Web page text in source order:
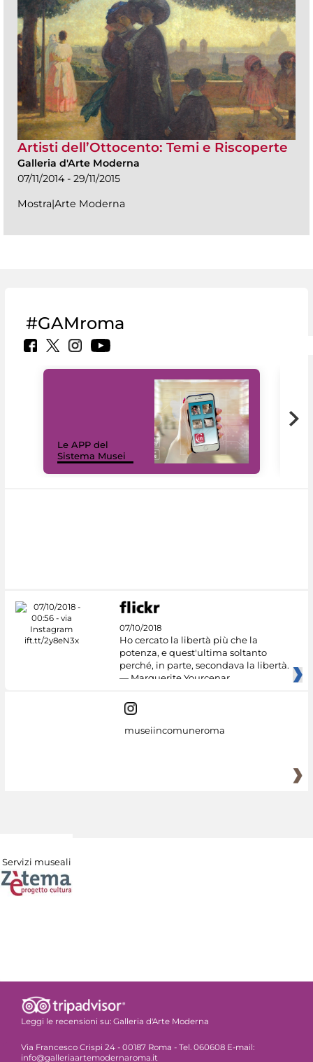
Artisti dell’Ottocento: Temi e Riscoperte
Galleria d'Arte Moderna
07/11/2014 - 29/11/2015
Mostra|Arte Moderna
#GAMroma
Le APP del
Sistema Musei
07/10/2018
Ho cercato la libertà più che la
potenza, e quest'ultima soltanto
perché, in parte, secondava la libertà.
— Marguerite Yourcenar
museiincomuneroma
Servizi museali
Leggi le recensioni su: Galleria d'Arte Moderna
Via Francesco Crispi 24 - 00187 Roma - Tel. 060608 E-mail:
info@galleriaartemodernaroma.it